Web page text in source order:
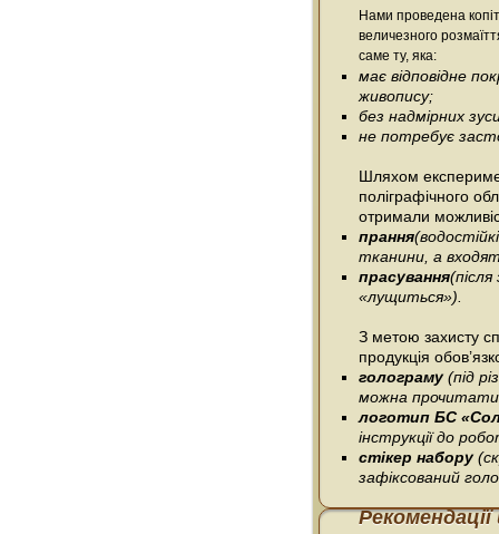
Нами проведена
величезного
саме ту, яка:
має відповідне
живопису;
без надмірних
не потребує
Шляхом
поліграфічного
отримали
прання
тканини, а
прасування
«лущиться»).
З метою захисту
продукція
голограму(під
можна
логотип БС
інструкції до
стікер набору
зафіксований